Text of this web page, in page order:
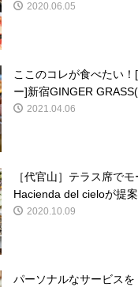
2020.06.05
ここのコレが食べたい
ー]新宿GINGER
2021.04.06
［代官山］テラス席でモ
Hacienda del cieloが提
2020.10.09
パーソナルなサービスを